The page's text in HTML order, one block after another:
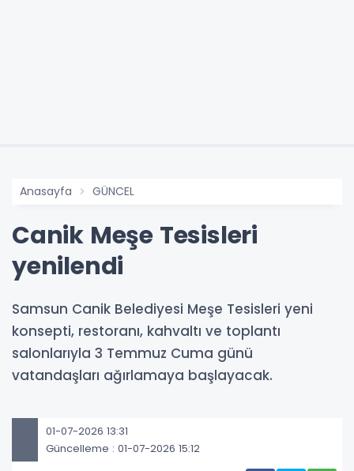
Anasayfa GÜNCEL
Canik Meşe Tesisleri
yenilendi
Samsun Canik Belediyesi Meşe Tesisleri yeni
konsepti, restoranı, kahvaltı ve toplantı
salonlarıyla 3 Temmuz Cuma günü
vatandaşları ağırlamaya başlayacak.
01-07-2026 13:31
Güncelleme : 01-07-2026 15:12